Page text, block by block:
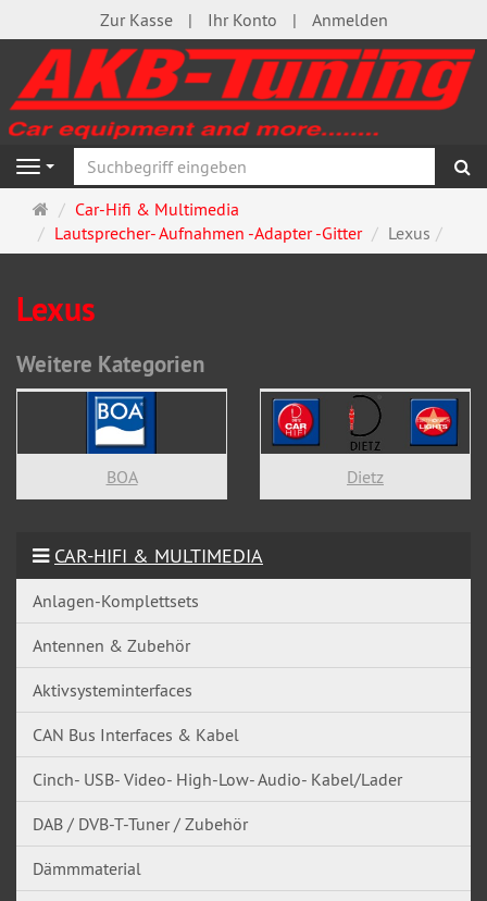
Zur Kasse Ihr Konto Anmelden
Navigation
Startseite
Car-Hifi & Multimedia
Lautsprecher- Aufnahmen -Adapter -Gitter
Lexus
Lexus
Weitere Kategorien
BOA Dietz
CAR-HIFI & MULTIMEDIA
Anlagen-Komplettsets
Antennen & Zubehör
Aktivsysteminterfaces
CAN Bus Interfaces & Kabel
Cinch- USB- Video- High-Low- Audio- Kabel/Lader
DAB / DVB-T-Tuner / Zubehör
Dämmmaterial